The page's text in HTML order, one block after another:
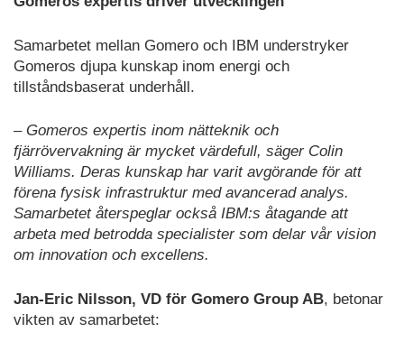
Samarbetet mellan Gomero och IBM understryker
Gomeros djupa kunskap inom energi och
tillståndsbaserat underhåll.
– Gomeros expertis inom nätteknik och
fjärrövervakning är mycket värdefull, säger Colin
Williams. Deras kunskap har varit avgörande för att
förena fysisk infrastruktur med avancerad analys.
Samarbetet återspeglar också IBM:s åtagande att
arbeta med betrodda specialister som delar vår vision
om innovation och excellens.
Jan-Eric Nilsson, VD för Gomero Group AB, betonar
vikten av samarbetet: